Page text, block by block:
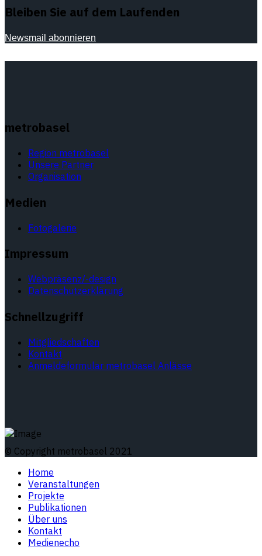
Bleiben Sie auf dem Laufenden
Newsmail abonnieren
metrobasel
Region metrobasel
Unsere Partner
Organisation
Medien
Fotogalerie
Impressum
Webpräsenz/-design
Datenschutzerklärung
Schnellzugriff
Mitgliedschaften
Kontakt
Anmeldeformular metrobasel Anlässe
© Copyright metrobasel 2021
Home
Veranstaltungen
Projekte
Publikationen
Über uns
Kontakt
Medienecho